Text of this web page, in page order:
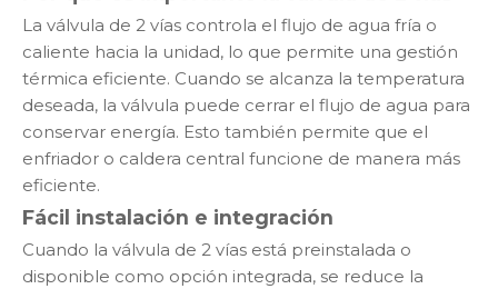
La válvula de 2 vías controla el flujo de agua fría o
caliente hacia la unidad, lo que permite una gestión
térmica eficiente. Cuando se alcanza la temperatura
deseada, la válvula puede cerrar el flujo de agua para
conservar energía. Esto también permite que el
enfriador o caldera central funcione de manera más
eficiente.
Fácil instalación e integración
Cuando la válvula de 2 vías está preinstalada o
disponible como opción integrada, se reduce la